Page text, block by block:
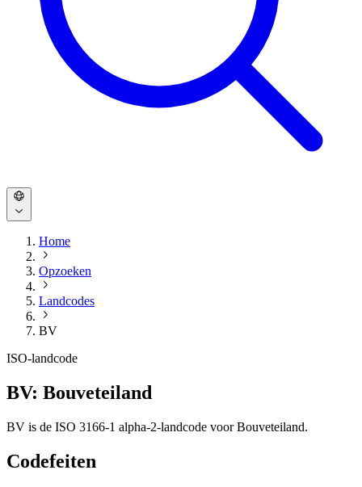
Home
Opzoeken
Landcodes
BV
ISO-landcode
BV: Bouveteiland
BV is de ISO 3166-1 alpha-2-landcode voor Bouveteiland.
Codefeiten